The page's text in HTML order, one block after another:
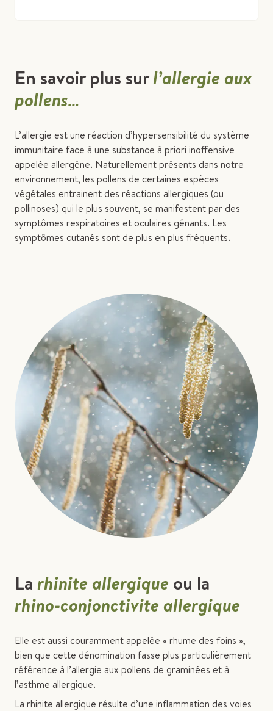
En savoir plus surl’allergie aux
pollens…
L’allergie est une réaction d’hypersensibilité du système
immunitaire face à une substance à priori inoffensive
appelée allergène. Naturellement présents dans notre
environnement, les pollens de certaines espèces
végétales entrainent des réactions allergiques (ou
pollinoses) qui le plus souvent, se manifestent par des
symptômes respiratoires et oculaires gênants. Les
symptômes cutanés sont de plus en plus fréquents.
Larhinite allergiqueou la
rhino-conjonctivite allergique
Elle est aussi couramment appelée « rhume des foins »,
bien que cette dénomination fasse plus particulièrement
référence à l’allergie aux pollens de graminées et à
l’asthme allergique.
La rhinite allergique résulte d’une inflammation des voies